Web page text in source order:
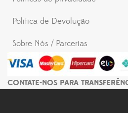
Politica de Devolução
Sobre Nós / Parcerias
CONTATE-NOS PARA